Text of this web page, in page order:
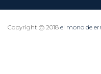
Copyright @ 2018 el mono de